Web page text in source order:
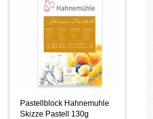
Pastellblock Hahnemuhle
Skizze Pastell 130g